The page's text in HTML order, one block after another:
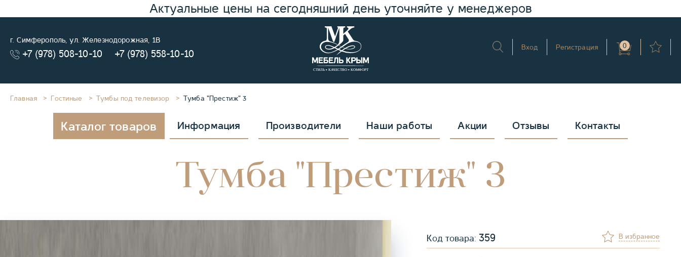
Актуальные цены на сегодняшний день уточняйте у менеджеров
г. Симферополь, ул. Железнодорожная, 1В
+7 (978) 508-10-10 +7 (978) 558-10-10
Вход Регистрация 0
Главная Гостиные Тумбы под телевизор Тумба "Престиж" 3
Каталог товаров Информация Производители Наши работы Акции Отзывы Контакты
Тумба "Престиж" 3
Код товара: 359 В избранное